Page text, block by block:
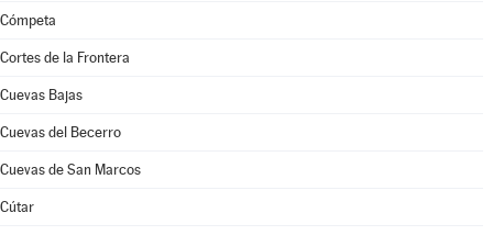
Cómpeta
Cortes de la Frontera
Cuevas Bajas
Cuevas del Becerro
Cuevas de San Marcos
Cútar